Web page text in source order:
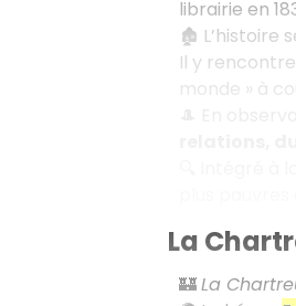
librairie en
🏚️ L’histoire
Il y rencontre
monde » à
La
🏰La